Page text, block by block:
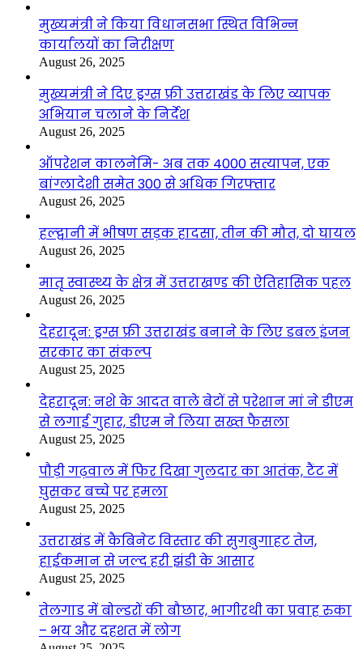
मुख्यमंत्री ने किया विधानसभा स्थित विभिन्न
कार्यालयों का निरीक्षण
August 26, 2025
मुख्यमंत्री ने दिए ड्रग्स फ्री उत्तराखंड के लिए व्यापक
अभियान चलाने के निर्देश
August 26, 2025
ऑपरेशन कालनेमि- अब तक 4000 सत्यापन, एक
बांग्लादेशी समेत 300 से अधिक गिरफ्तार
August 26, 2025
हल्द्वानी में भीषण सड़क हादसा, तीन की मौत, दो घायल
August 26, 2025
मातृ स्वास्थ्य के क्षेत्र में उत्तराखण्ड की ऐतिहासिक पहल
August 26, 2025
देहरादून: ड्रग्स फ्री उत्तराखंड बनाने के लिए डबल इंजन
सरकार का संकल्प
August 25, 2025
देहरादून: नशे के आदत वाले बेटों से परेशान मां ने डीएम
से लगाई गुहार, डीएम ने लिया सख्त फैसला
August 25, 2025
पौड़ी गढ़वाल में फिर दिखा गुलदार का आतंक, टैंट में
घुसकर बच्चे पर हमला
August 25, 2025
उत्तराखंड में कैबिनेट विस्तार की सुगबुगाहट तेज,
हाईकमान से जल्द हरी झंडी के आसार
August 25, 2025
तेलगाड में बोल्डरों की बौछार, भागीरथी का प्रवाह रुका
– भय और दहशत में लोग